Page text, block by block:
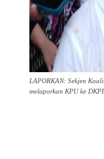
LAPORKAN: Sekjen
melaporkan KPU ke